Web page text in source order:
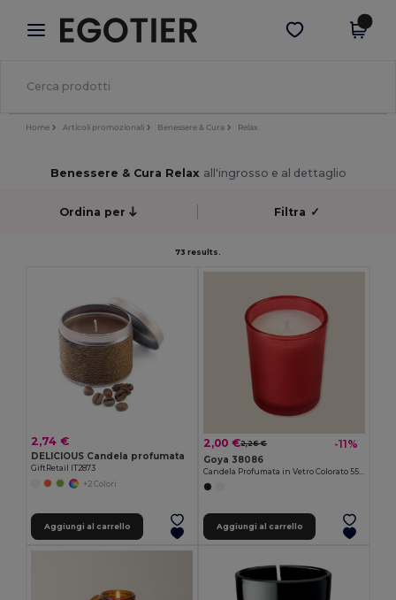
× App Egotier
Prezzi migliori sull'app!
Scarica app
Home Articoli promozionali Benessere & Cura Relax
Benessere & Cura Relax all'ingrosso e al dettaglio
Ordina per Filtra ✓
73 results.
2,74 €
DELICIOUS Candela profumata
GiftRetail IT2873
+2 Colori
Aggiungi al carrello
2,00 €2,26 € -11%
Goya 38086
Candela Profumata in Vetro Colorato 55g SCENT
Aggiungi al carrello